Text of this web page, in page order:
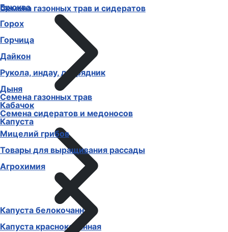
Брюква
Горох
Горчица
Дайкон
Рукола, индау, двурядник
Дыня
Кабачок
Капуста
Капуста белокочанная
Капуста краснокочанная
Семена газонных трав и сидератов
Семена газонных трав
Семена сидератов и медоносов
Мицелий грибов
Товары для выращивания рассады
Агрохимия